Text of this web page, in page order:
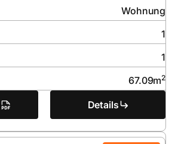
Wohnung
1
1
67.09m2
Details